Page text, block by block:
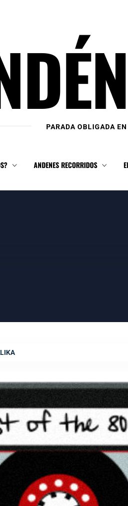
PARADA OBLIGADA
ANDENES RECORRIDOS